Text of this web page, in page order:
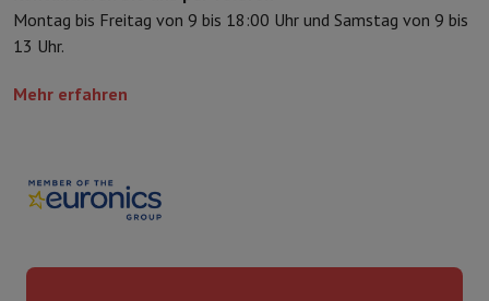
Montag bis Freitag von 9 bis 18:00 Uhr und Samstag von 9 bis
13 Uhr.
Mehr erfahren